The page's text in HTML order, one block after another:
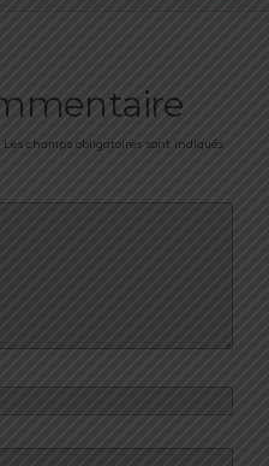
Les champs obligatoires sont indiqués